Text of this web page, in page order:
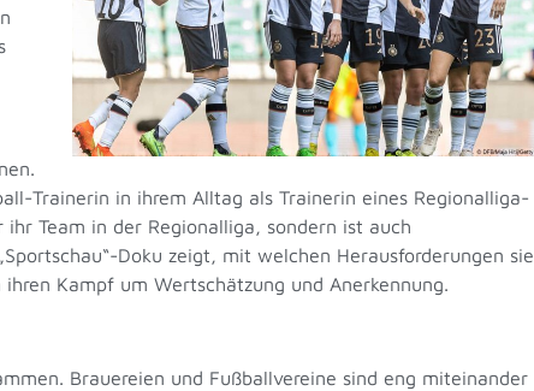
Trainerin in ihrem Alltag als Trainerin eines Regionalliga-
Team in der Regionalliga, sondern ist auch
Doku zeigt, mit welchen Herausforderungen sie
Kampf um Wertschätzung und Anerkennung.
Brauereien und Fußballvereine sind eng miteinander